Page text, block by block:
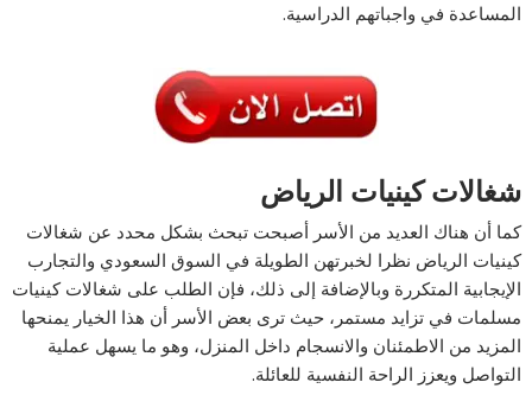
المساعدة في واجباتهم الدراسية.
شغالات كينيات الرياض
كما أن هناك العديد من الأسر أصبحت تبحث بشكل محدد عن شغالات
كينيات الرياض نظرا لخبرتهن الطويلة في السوق السعودي والتجارب
الإيجابية المتكررة وبالإضافة إلى ذلك، فإن الطلب على شغالات كينيات
مسلمات في تزايد مستمر، حيث ترى بعض الأسر أن هذا الخيار يمنحها
المزيد من الاطمئنان والانسجام داخل المنزل، وهو ما يسهل عملية
التواصل ويعزز الراحة النفسية للعائلة.